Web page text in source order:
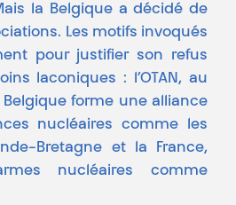
la Belgique a décidé de
Les motifs invoqués
pour justifier son refus
laconiques : l’OTAN, au
forme une alliance
nucléaires comme les
Bretagne et la France,
nucléaires comme